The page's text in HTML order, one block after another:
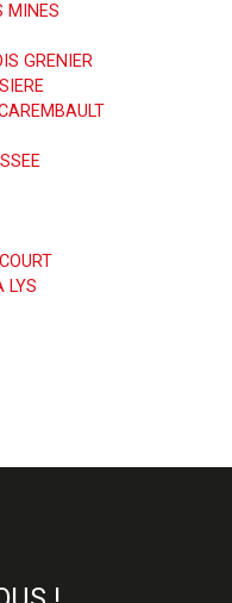
MINES
GRENIER
LYS